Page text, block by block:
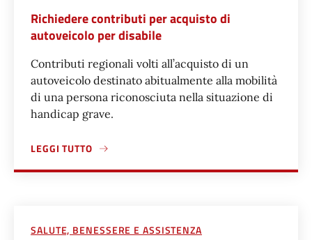
Richiedere contributi per acquisto di
autoveicolo per disabile
Contributi regionali volti all’acquisto di un
autoveicolo destinato abitualmente alla mobilità
di una persona riconosciuta nella situazione di
handicap grave.
LEGGI TUTTO
A PROPOSITO DI RICHIEDERE CONTRIBUTI PER ACQUISTO
SALUTE, BENESSERE E ASSISTENZA